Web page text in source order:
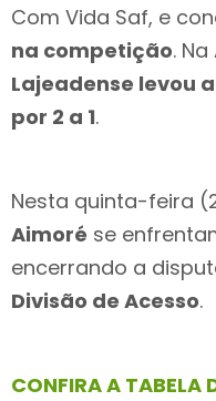
Com Vida Saf, e
na competição.
Lajeadense levou
por 2 a 1.
Nesta quinta-feira
Aimoré se
encerrando a
Divisão de Acesso.
CONFIRA A TABELA